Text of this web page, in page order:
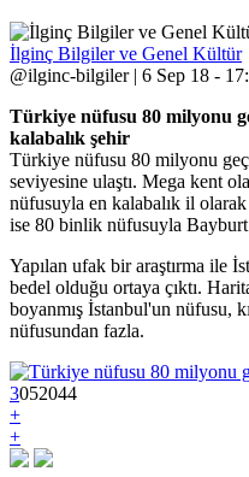
İlginç Bilgiler ve Genel Kültür
@ilginc-bilgiler | 6 Sep 18 -
Türkiye nüfusu 80 milyonu
kalabalık şehir
Türkiye nüfusu 80 milyonu
seviyesine ulaştı. Mega kent
nüfusuyla en kalabalık il
ise 80 binlik nüfusuyla
Yapılan ufak bir araştırma ile
bedel olduğu ortaya çıktı.
boyanmış İstanbul'un nüfusu,
nüfusundan fazla.
3052044
+
+